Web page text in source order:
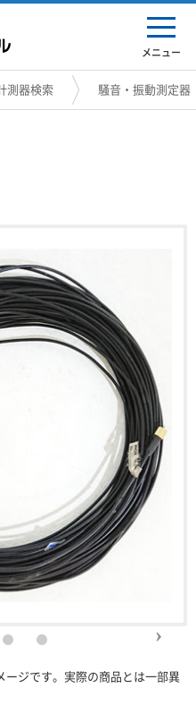
メニュー
測器検索 騒音・振動測定器
ージです。実際の商品とは一部異